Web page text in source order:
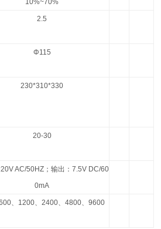
10%~70%
2.5
Φ115
230*310*330
20-30
AC/50HZ；输出： 7.5V DC/60
0mA
、 1200、 2400、 4800、 9600